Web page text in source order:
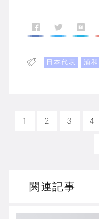
日本代表 浦
1 2 3 4
関連記事